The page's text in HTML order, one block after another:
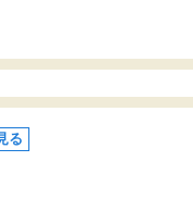
る